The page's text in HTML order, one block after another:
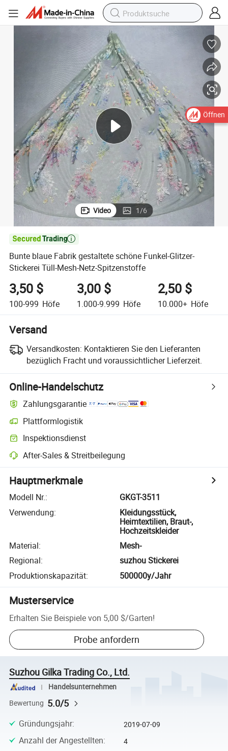
Video 1/6

Bunte blaue Fabrik gestaltete schöne Funkel-Glitzer-
Stickerei Tüll-Mesh-Netz-Spitzenstoffe
3,50 $
100-999 Höfe
3,00 $
1.000-9.999 Höfe
2,50 $
10.000+ Höfe
Versand
Versandkosten: Kontaktieren Sie den Lieferanten
bezüglich Fracht und voraussichtlicher Lieferzeit.
Online-Handelschutz
Zahlungsgarantie
Plattformlogistik
Inspektionsdienst
After-Sales & Streitbeilegung
Hauptmerkmale
Modell Nr.:
GKGT-3511
Verwendung:
Kleidungsstück,
Heimtextilien, Braut-,
Hochzeitskleider
Material:
Mesh-
Regional:
suzhou Stickerei
Produktionskapazität: 500000y/Jahr
Musterservice
Erhalten Sie Beispiele von 5,00 $/Garten!
Probe anfordern
Suzhou Gilka Trading Co., Ltd.
Handelsunternehmen
Bewertung 5.0/5
Gründungsjahr: 2019-07-09
Anzahl der Angestellten: 4
Öffnen